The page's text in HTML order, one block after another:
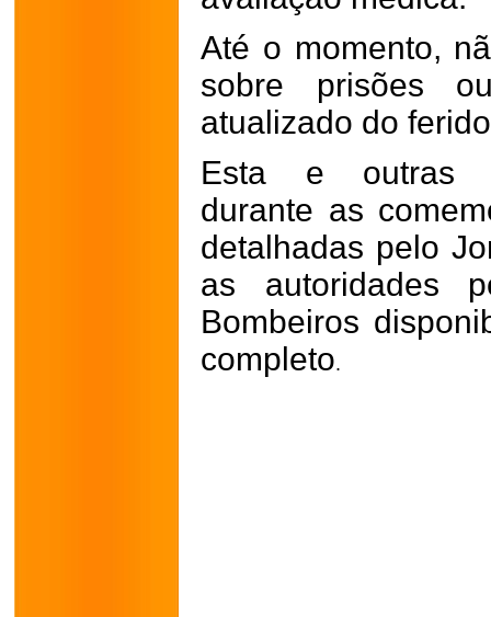
Até o momento,
sobre prisões
atualizado do
Esta e outras
durante as
detalhadas pelo
as autoridades
Bombeiros
completo.